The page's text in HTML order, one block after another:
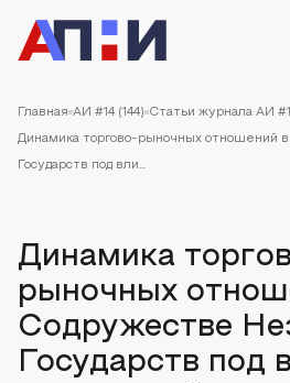
Главная АИ #14 (144) Статьи журнала АИ
Динамика торгово-рыночных отношений
Государств под вли...
Динамика
рыночных
Содружестве
Государств под